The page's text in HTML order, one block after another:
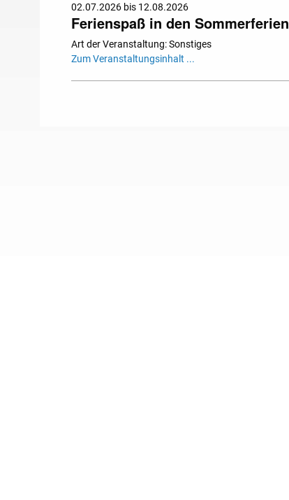
02.07.2026 bis 12.08.2026
Ferienspaß in den Sommerferien
Art der Veranstaltung: Sonstiges
Zum Veranstaltungsinhalt ...